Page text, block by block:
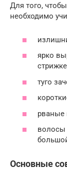
Для того,
необходимо
ярко
туго
рваные
волосы
Основные